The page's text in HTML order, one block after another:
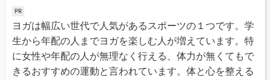
ヨガは幅広い世代で人気があるスポーツの１つです。学
生から年配の人までヨガを楽しむ人が増えています。特
に女性や年配の人が無理なく行える、体力が無くてもで
きるおすすめの運動と言われています。体と心を整える